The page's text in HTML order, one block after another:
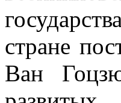
стране
Ван